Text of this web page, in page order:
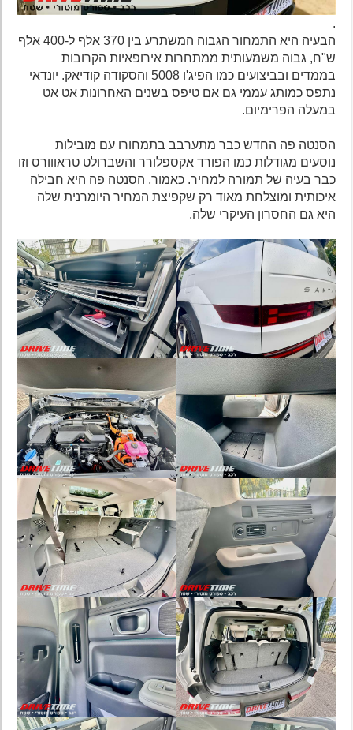
הבעיה היא התמחור הגבוה המשתרע בין 370 אלף ל-400 אלף
ש"ח, גבוה משמעותית ממתחרות אירופאיות הקרובות
בממדים ובביצועים כמו הפיג'ו 5008 והסקודה קודיאק. יונדאי
נתפס כמותג עממי גם אם טיפס בשנים האחרונות אט אט
במעלה הפרימיום.
הסנטה פה החדש כבר מתערבב בתמחורו עם מובילות
נוסעים מגודלות כמו הפורד אקספלורר והשברולט טראווורס וזו
כבר בעיה של תמורה למחיר. כאמור, הסנטה פה היא חבילה
איכותית ומוצלחת מאוד רק שקפיצת המחיר היומרנית שלה
היא גם החסרון העיקרי שלה.